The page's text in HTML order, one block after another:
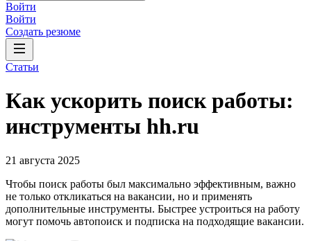
Войти
Войти
Создать резюме
Статьи
Как ускорить поиск работы:
инструменты hh.ru
21 августа 2025
Чтобы поиск работы был максимально эффективным, важно
не только откликаться на вакансии, но и применять
дополнительные инструменты. Быстрее устроиться на работу
могут помочь автопоиск и подписка на подходящие вакансии.